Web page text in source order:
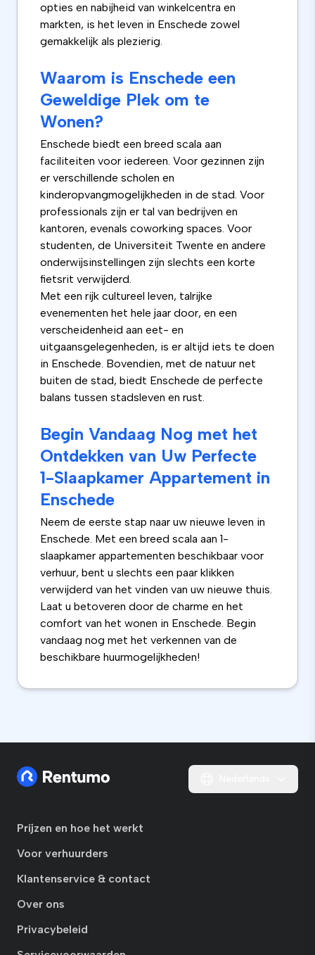
opties en nabijheid van winkelcentra en
markten, is het leven in Enschede zowel
gemakkelijk als plezierig.
Waarom is Enschede een
Geweldige Plek om te
Wonen?
Enschede biedt een breed scala aan
faciliteiten voor iedereen. Voor gezinnen zijn
er verschillende scholen en
kinderopvangmogelijkheden in de stad. Voor
professionals zijn er tal van bedrijven en
kantoren, evenals coworking spaces. Voor
studenten, de Universiteit Twente en andere
onderwijsinstellingen zijn slechts een korte
fietsrit verwijderd.
Met een rijk cultureel leven, talrijke
evenementen het hele jaar door, en een
verscheidenheid aan eet- en
uitgaansgelegenheden, is er altijd iets te doen
in Enschede. Bovendien, met de natuur net
buiten de stad, biedt Enschede de perfecte
balans tussen stadsleven en rust.
Begin Vandaag Nog met het
Ontdekken van Uw Perfecte
1-Slaapkamer Appartement in
Enschede
Neem de eerste stap naar uw nieuwe leven in
Enschede. Met een breed scala aan 1-
slaapkamer appartementen beschikbaar voor
verhuur, bent u slechts een paar klikken
verwijderd van het vinden van uw nieuwe thuis.
Laat u betoveren door de charme en het
comfort van het wonen in Enschede. Begin
vandaag nog met het verkennen van de
beschikbare huurmogelijkheden!
Prijzen en hoe het werkt
Voor verhuurders
Klantenservice & contact
Over ons
Privacybeleid